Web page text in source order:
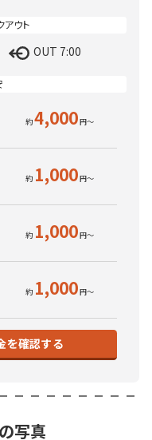
OUT 7:00
4,000
1,000
1,000
1,000
を確認する
写真